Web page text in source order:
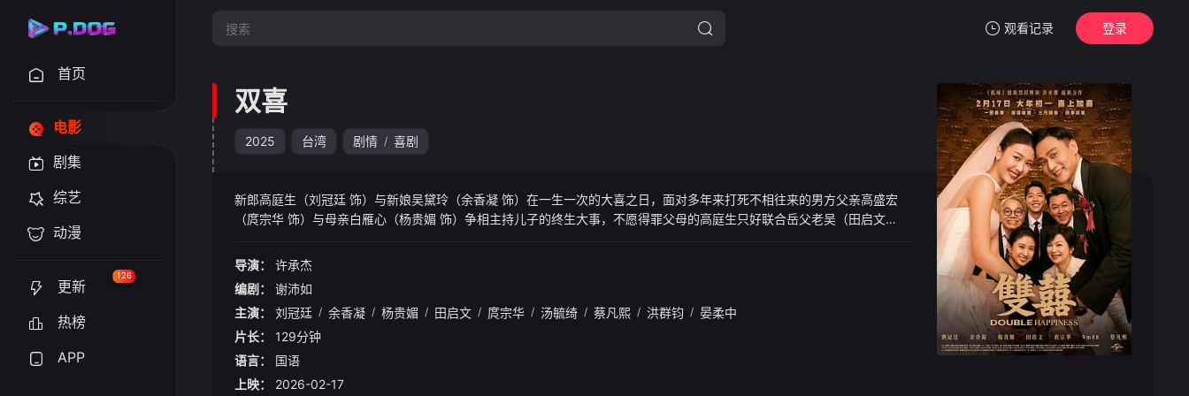
观看记录
暂无观看影片的记录
登录
首页
电影
剧集
综艺
动漫
更新
126
热榜
APP
双喜
2025 台湾 剧情 / 喜剧
新郎高庭生（刘冠廷 饰）与新娘吴黛玲（余香凝 饰）在一生一次的大喜之日，面对多年来打死不相往来的男方父亲高盛宏
（庹宗华 饰）与母亲白雁心（杨贵媚 饰）争相主持儿子的终生大事，不愿得罪父母的高庭生只好联合岳父老吴（田启文
导演：
许承杰
编剧：
谢沛如
主演：
刘冠廷 / 余香凝 / 杨贵媚 / 田启文 / 庹宗华 / 汤毓绮 / 蔡凡熙 / 洪群钧 / 晏柔中
片长：
129分钟
语言：
国语
上映：
2026-02-17